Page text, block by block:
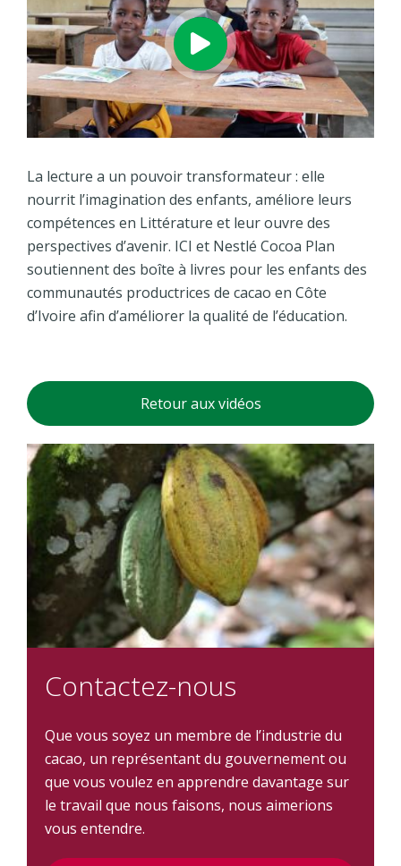
La lecture a un pouvoir transformateur : elle
nourrit l’imagination des enfants, améliore leurs
compétences en Littérature et leur ouvre des
perspectives d’avenir. ICI et Nestlé Cocoa Plan
soutiennent des boîte à livres pour les enfants des
communautés productrices de cacao en Côte
d’Ivoire afin d’améliorer la qualité de l’éducation.
Retour aux vidéos
Contactez-nous
Que vous soyez un membre de l’industrie du
cacao, un représentant du gouvernement ou
que vous voulez en apprendre davantage sur
le travail que nous faisons, nous aimerions
vous entendre.